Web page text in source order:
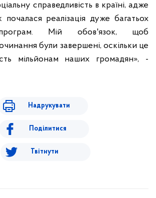
справедливість в країні, адже
реалізація дуже багатьох
програм. Мій обов'язок, щоб
були завершені, оскільки це
мільйонам наших громадян», -
Надрукувати
Поділитися
Твітнути